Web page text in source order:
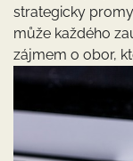
strategicky
může každého
zájmem o obor,